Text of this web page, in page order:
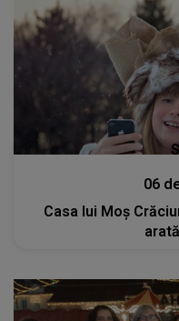
06
Casa lui Moș